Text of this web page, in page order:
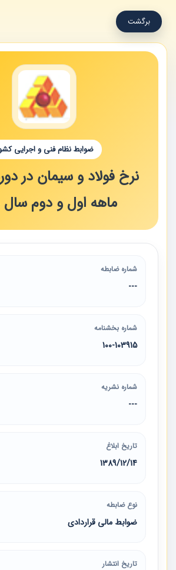
برگشت
ضوابط نظام فنی و اجرایی
نرخ فولاد و سیمان در
ماهه اول و دوم سال 1389
شماره ضابطه
---
شماره بخشنامه
100-103915
شماره نشریه
---
تاریخ ابلاغ
1389/12/14
نوع ضابطه
ضوابط مالی قراردادی
تاریخ انتشار